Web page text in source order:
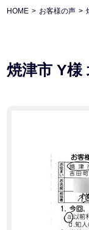
HOME お客様の声
焼津市 Y様